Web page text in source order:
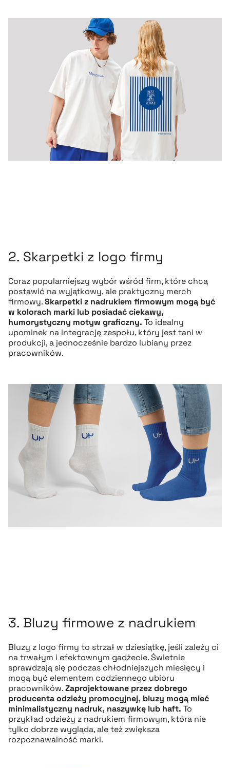
2. Skarpetki z logo firmy
Coraz popularniejszy wybór wśród firm, które chcą
postawić na wyjątkowy, ale praktyczny merch
firmowy.Skarpetki z nadrukiem firmowym mogą być
w kolorach marki lub posiadać ciekawy,
humorystyczny motyw graficzny. To idealny
upominek na integrację zespołu, który jest tani w
produkcji, a jednocześnie bardzo lubiany przez
pracowników.
3. Bluzy firmowe z nadrukiem
Bluzy z logo firmy to strzał w dziesiątkę, jeśli zależy ci
na trwałym i efektownym gadżecie. Świetnie
sprawdzają się podczas chłodniejszych miesięcy i
mogą być elementem codziennego ubioru
pracowników.Zaprojektowane przez dobrego
producenta odzieży promocyjnej, bluzy mogą mieć
minimalistyczny nadruk, naszywkę lub haft. To
przykład odzieży z nadrukiem firmowym, która nie
tylko dobrze wygląda, ale też zwiększa
rozpoznawalność marki.